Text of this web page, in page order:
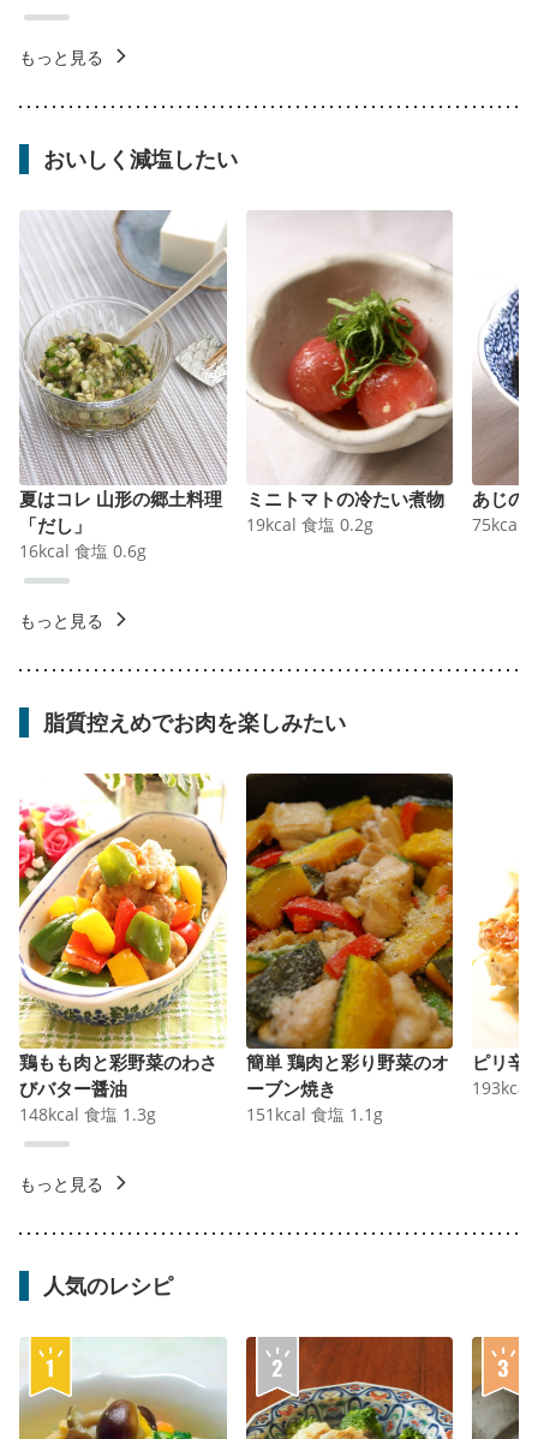
もっと見る
おいしく減塩したい
夏はコレ 山形の郷土料理
「だし」
16kcal 食塩 0.6g
ミニトマトの冷たい煮物
19kcal 食塩 0.2g
あじの
75kcal
もっと見る
脂質控えめでお肉を楽しみたい
鶏もも肉と彩野菜のわさ
びバター醤油
148kcal 食塩 1.3g
簡単 鶏肉と彩り野菜のオ
ーブン焼き
151 kcal 食塩 1.1 g
ピリ辛
193kcal
もっと見る
人気のレシピ